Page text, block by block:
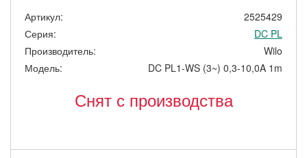
Артикул:
2525429
Серия:
DC PL
Производитель:
Wilo
Модель:
DC PL1-WS (3~) 0,3-10,0A 1m
Снят с производства